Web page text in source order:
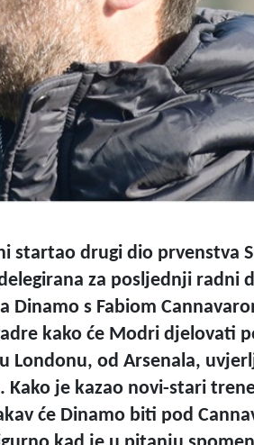
startao drugi dio prvenstva
za posljednji radni
Dinamo s Fabiom
kako će Modri djelovati
Londonu, od Arsenala,
je kazao novi-stari
će Dinamo biti pod